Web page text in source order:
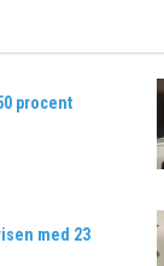
procent
med 23